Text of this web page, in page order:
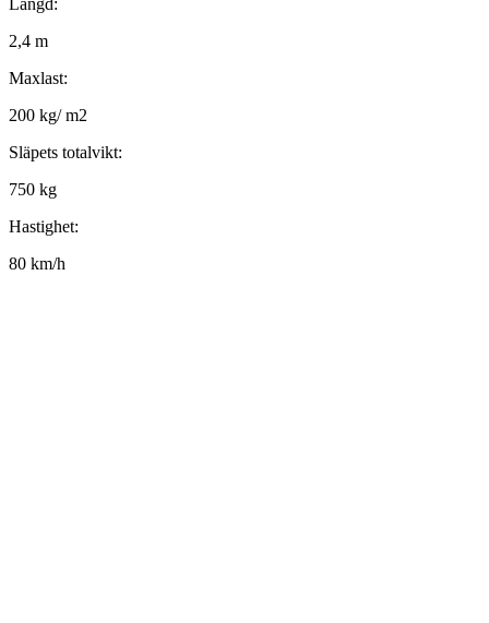
Längd:
2,4 m
Maxlast:
200 kg/ m2
Släpets totalvikt:
750 kg
Hastighet:
80 km/h